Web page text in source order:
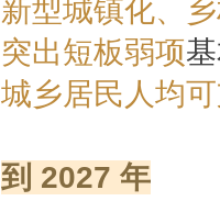
新型城镇化、
突出短板弱项
城乡居民人均
到 2027 年